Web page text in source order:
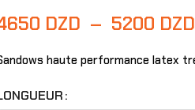
DZD – 5200 DZD
haute performance latex